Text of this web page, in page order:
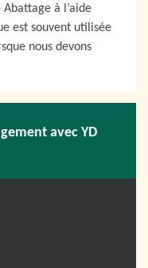
à l’aide
est souvent utilisée
nous devons
avec YD